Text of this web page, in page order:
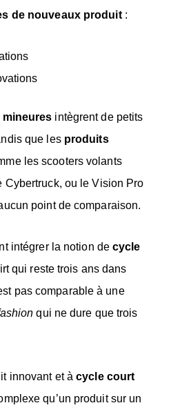
de nouveaux produit:
intègrent de petits
que les produits
les scooters volants
Cybertruck, ou le Vision Pro
point de comparaison.
intégrer la notion de cycle
qui reste trois ans dans
pas comparable à une
qui ne dure que trois
innovant et àcycle court
qu’un produit sur un